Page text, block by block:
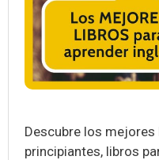
Descubre los
principiantes, libros